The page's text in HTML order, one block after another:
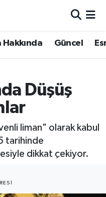
Hakkında Güncel
Düşüş
liman" olarak kabul
tarihinde
dikkat çekiyor.
Fikstür